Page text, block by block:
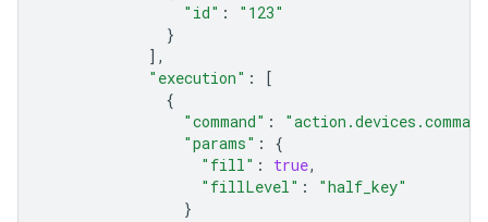
"id" :
"123"
}
],
"execution" :
[
{
"command" :
"params" :
{
"fill" : true,
"fillLevel" :
"half_key"
}